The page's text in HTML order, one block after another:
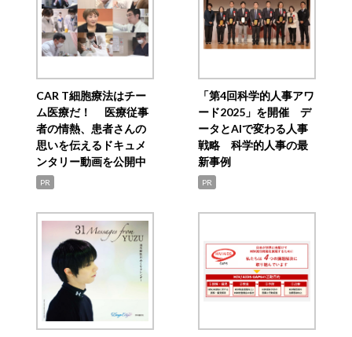
CAR T細胞療法はチー
ム医療だ！ 医療従事
者の情熱、患者さんの
思いを伝えるドキュメ
ンタリー動画を公開中
PR
「第4回科学的人事アワ
ード2025」を開催 デ
ータとAIで変わる人事
戦略 科学的人事の最
新事例
PR